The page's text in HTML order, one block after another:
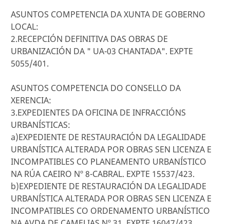
ASUNTOS COMPETENCIA DA XUNTA DE GOBERNO
LOCAL:
2.RECEPCIÓN DEFINITIVA DAS OBRAS DE
URBANIZACIÓN DA " UA-03 CHANTADA". EXPTE
5055/401.
ASUNTOS COMPETENCIA DO CONSELLO DA
XERENCIA:
3.EXPEDIENTES DA OFICINA DE INFRACCIÓNS
URBANÍSTICAS:
a)EXPEDIENTE DE RESTAURACIÓN DA LEGALIDADE
URBANÍSTICA ALTERADA POR OBRAS SEN LICENZA E
INCOMPATIBLES CO PLANEAMENTO URBANÍSTICO
NA RÚA CAEIRO Nº 8-CABRAL. EXPTE 15537/423.
b)EXPEDIENTE DE RESTAURACIÓN DA LEGALIDADE
URBANÍSTICA ALTERADA POR OBRAS SEN LICENZA E
INCOMPATIBLES CO ORDENAMENTO URBANÍSTICO